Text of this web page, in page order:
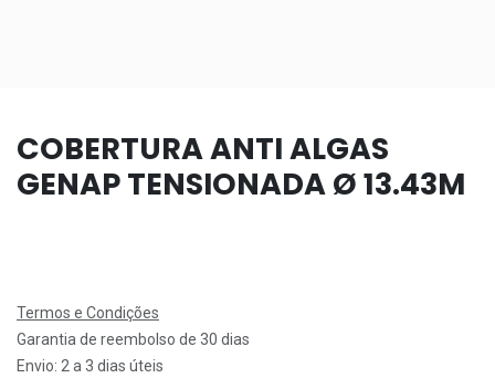
COBERTURA ANTI ALGAS
GENAP TENSIONADA Ø 13.43M
Termos e Condições
Garantia de reembolso de 30 dias
Envio: 2 a 3 dias úteis